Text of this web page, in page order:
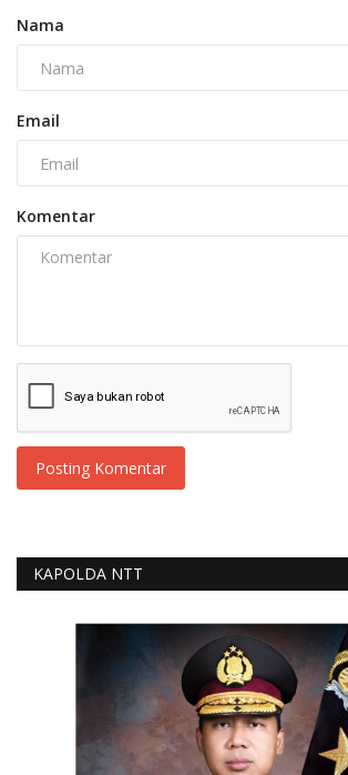
Nama
Email
Komentar
Posting Komentar
KAPOLDA NTT